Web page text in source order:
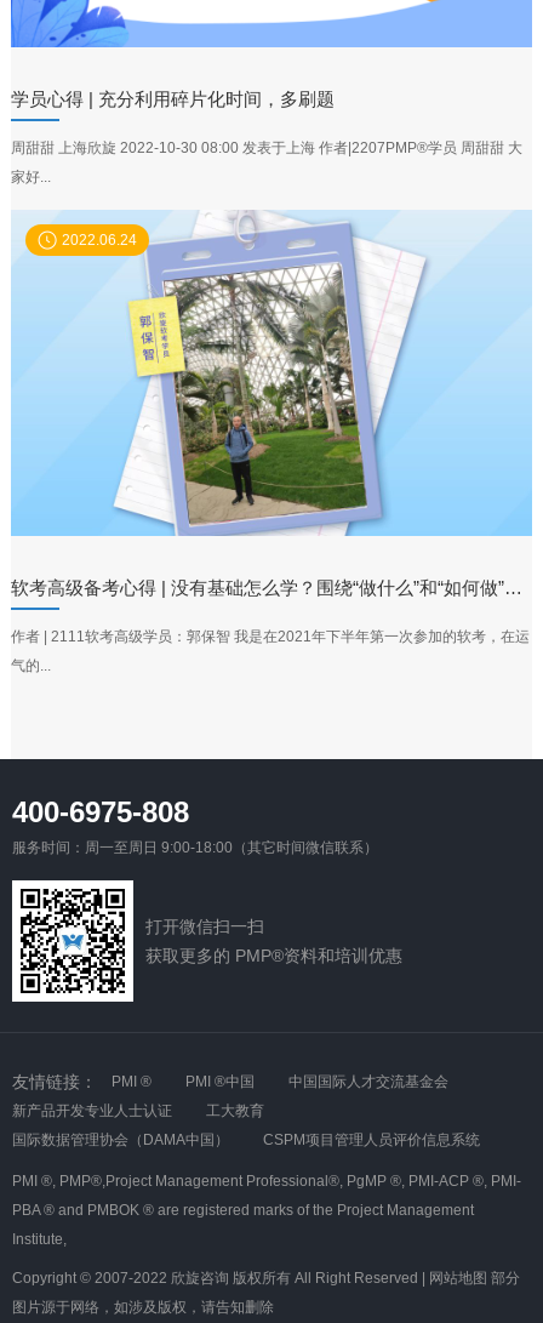
学员心得 | 充分利用碎片化时间，多刷题
周甜甜 上海欣旋 2022-10-30 08:00 发表于上海 作者|2207PMP®学员 周甜甜 大
家好...
2022.06.24
软考高级备考心得 | 没有基础怎么学？围绕“做什么”和“如何做”展开
作者 | 2111软考高级学员：郭保智 我是在2021年下半年第一次参加的软考，在运
气的...
400-6975-808
服务时间：周一至周日 9:00-18:00（其它时间微信联系）
打开微信扫一扫
获取更多的 PMP®资料和培训优惠
友情链接： PMI ® PMI ®中国
中国国际人才交流基金会
新产品开发专业人士认证
工大教育
国际数据管理协会（DAMA中国）
CSPM项目管理人员评价信息系统
PMI ®, PMP®,Project Management Professional®, PgMP ®, PMI-ACP ®, PMI-
PBA ® and PMBOK ® are registered marks of the Project Management
Institute,
Copyright © 2007-2022 欣旋咨询 版权所有 All Right Reserved | 网站地图 部分
图片源于网络，如涉及版权，请告知删除